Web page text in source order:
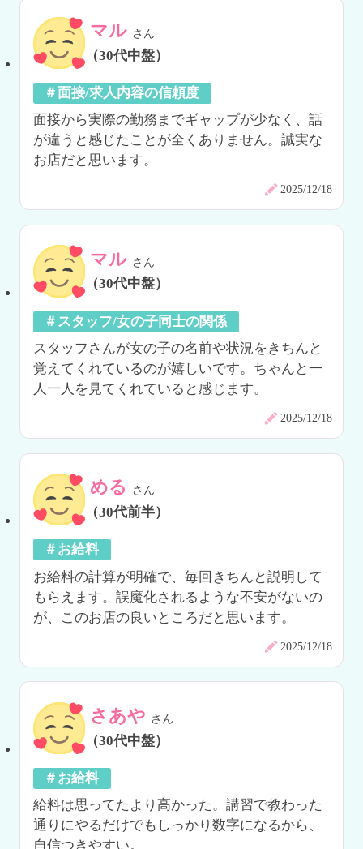
マル さん
（30代中盤）
＃面接/求人内容の信頼度
面接から実際の勤務までギャップが少なく、話
が違うと感じたことが全くありません。誠実な
お店だと思います。
2025/12/18
マル さん
（30代中盤）
＃スタッフ/女の子同士の関係
スタッフさんが女の子の名前や状況をきちんと
覚えてくれているのが嬉しいです。ちゃんと一
人一人を見てくれていると感じます。
2025/12/18
める さん
（30代前半）
＃お給料
お給料の計算が明確で、毎回きちんと説明して
もらえます。誤魔化されるような不安がないの
が、このお店の良いところだと思います。
2025/12/18
さあや さん
（30代中盤）
＃お給料
給料は思ってたより高かった。講習で教わった
通りにやるだけでもしっかり数字になるから、
自信つきやすい。